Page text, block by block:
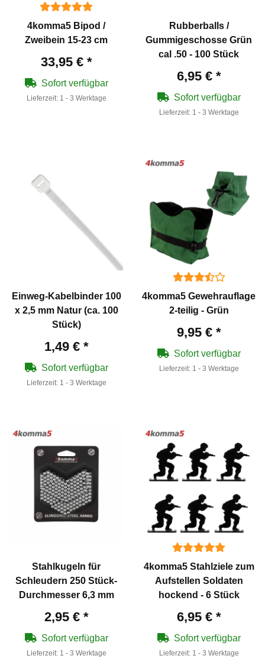
4komma5 Bipod /
Zweibein 15-23 cm
33,95 € *
Sofort verfügbar
Lieferzeit: 1 - 3 Werktage
Rubberballs /
Gummigeschosse Grün
cal .50 - 100 Stück
6,95 € *
Sofort verfügbar
Lieferzeit: 1 - 3 Werktage
Einweg-Kabelbinder 100
x 2,5 mm Natur (ca. 100
Stück)
1,49 € *
Sofort verfügbar
Lieferzeit: 1 - 3 Werktage
4komma5 Gewehrauflage
2-teilig - Grün
9,95 € *
Sofort verfügbar
Lieferzeit: 1 - 3 Werktage
Stahlkugeln für
Schleudern 250 Stück-
Durchmesser 6,3 mm
2,95 € *
Sofort verfügbar
Lieferzeit: 1 - 3 Werktage
4komma5 Stahlziele zum
Aufstellen Soldaten
hockend - 6 Stück
6,95 € *
Sofort verfügbar
Lieferzeit: 1 - 3 Werktage